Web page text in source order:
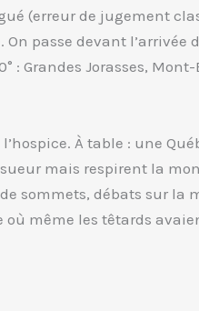
(erreur de jugement
passe devant l’arrivée
: Grandes Jorasses,
À table : une
mais respirent la
sommets, débats sur
même les têtards